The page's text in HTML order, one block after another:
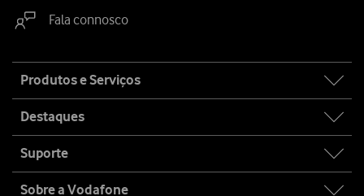
Fala connosco
map
Produtos e Serviços
Destaques
Suporte
Sobre a Vodafone